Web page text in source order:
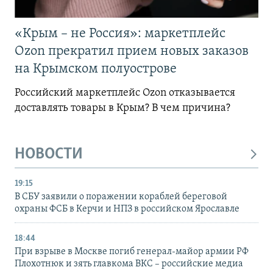
«Крым – не Россия»: маркетплейс
Ozon прекратил прием новых заказов
на Крымском полуострове
Российский маркетплейс Ozon отказывается
доставлять товары в Крым? В чем причина?
НОВОСТИ
19:15
В СБУ заявили о поражении кораблей береговой
охраны ФСБ в Керчи и НПЗ в российском Ярославле
18:44
При взрыве в Москве погиб генерал-майор армии РФ
Плохотнюк и зять главкома ВКС – российские медиа